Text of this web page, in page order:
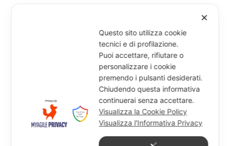
Via Degli Speziali, 161 (Blocco 32 Centergross) -
40050 Funo di Argelato (BO) - Italy
info@miragesrl.com
+39 051 8651711
✕
Questo sito utilizza cookie
tecnici e di profilazione.
Puoi accettare, rifiutare o
personalizzare i cookie
premendo i pulsanti desiderati.
Chiudendo questa informativa
continuerai senza accettare.
Visualizza la Cookie Policy
Visualizza l'Informativa Privacy